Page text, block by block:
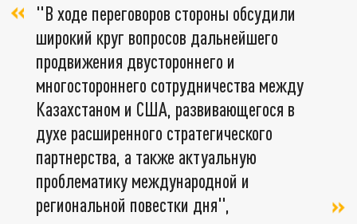
"В ходе переговоров стороны обсудили
широкий круг вопросов дальнейшего
продвижения двустороннего и
многостороннего сотрудничества между
Казахстаном и США, развивающегося в
духе расширенного стратегического
партнерства, а также актуальную
проблематику международной и
региональной повестки дня",